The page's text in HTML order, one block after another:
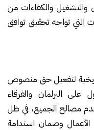
والتشغيل والكفاءات من
التي تواجه تحقيق توافق
لتفعيل حق منصوص
البرلمان والفرقاء
مصالح الجميع، في ظل
وضمان استدامة